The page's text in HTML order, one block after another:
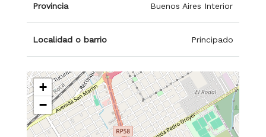
Provincia Buenos Aires Interior
Localidad o barrio Principado
+
−